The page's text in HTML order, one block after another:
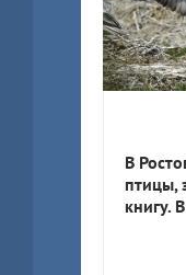
В
птицы,
книгу.